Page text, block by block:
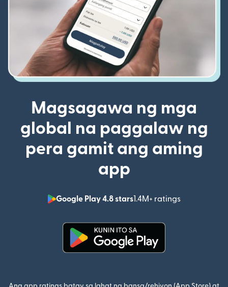
Magsagawa ng mga
global na paggalaw ng
pera gamit ang aming
app
Google Play 4.8 stars1.4M+ ratings
(bubukas